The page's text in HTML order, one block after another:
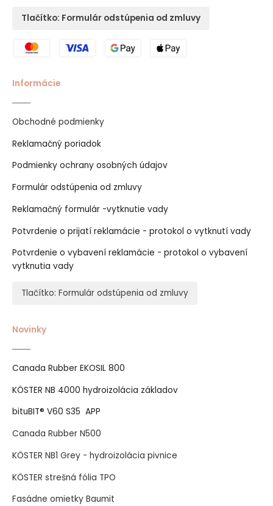
Tlačítko: Formulár odstúpenia od zmluvy
Informácie
Obchodné podmienky
Reklamačný poriadok
Podmienky ochrany osobných údajov
Formulár odstúpenia od zmluvy
Reklamačný formulár -vytknutie vady
Potvrdenie o prijatí reklamácie - protokol o vytknutí vady
Potvrdenie o vybavení reklamácie - protokol o vybavení
vytknutia vady
Tlačítko: Formulár odstúpenia od zmluvy
Novinky
Canada Rubber EKOSIL 800
KÖSTER NB 4000 hydroizolácia základov
bituBIT® V60 S35 APP
Canada Rubber N500
KÖSTER NB1 Grey - hydroizolácia pivnice
KÖSTER strešná fólia TPO
Fasádne omietky Baumit